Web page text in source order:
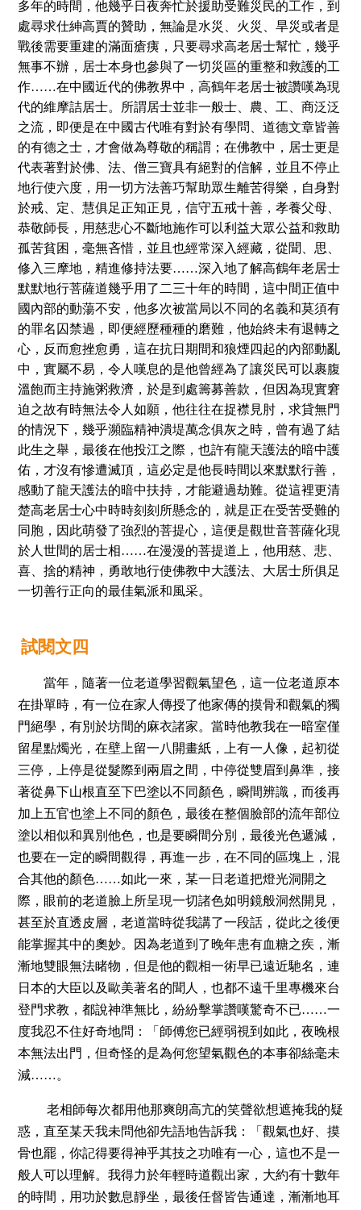
多年的時間，他幾乎日夜奔忙於援助受難災民的工作，到
處尋求仕紳高賈的贊助，無論是水災、火災、旱災或者是
戰後需要重建的滿面瘡痍，只要尋求高老居士幫忙，幾乎
無事不辦，居士本身也參與了一切災區的重整和救護的工
作……在中國近代的佛教界中，高鶴年老居士被讚嘆為現
代的維摩詰居士。所謂居士並非一般士、農、工、商泛泛
之流，即便是在中國古代唯有對於有學問、道德文章皆善
的有德之士，才會做為尊敬的稱謂；在佛教中，居士更是
代表著對於佛、法、僧三寶具有絕對的信解，並且不停止
地行使六度，用一切方法善巧幫助眾生離苦得樂，自身對
於戒、定、慧俱足正知正見，信守五戒十善，孝養父母、
恭敬師長，用慈悲心不斷地施作可以利益大眾公益和救助
孤苦貧困，毫無吝惜，並且也經常深入經藏，從聞、思、
修入三摩地，精進修持法要……深入地了解高鶴年老居士
默默地行菩薩道幾乎用了二三十年的時間，這中間正值中
國內部的動蕩不安，他多次被當局以不同的名義和莫須有
的罪名囚禁過，即便經歷種種的磨難，他始終未有退轉之
心，反而愈挫愈勇，這在抗日期間和狼煙四起的內部動亂
中，實屬不易，令人嘆息的是他曾經為了讓災民可以裹腹
溫飽而主持施粥救濟，於是到處籌募善款，但因為現實窘
迫之故有時無法令人如願，他往往在捉襟見肘，求貸無門
的情況下，幾乎瀕臨精神潰堤萬念俱灰之時，曾有過了結
此生之舉，最後在他投江之際，也許有龍天護法的暗中護
佑，才沒有慘遭滅頂，這必定是他長時間以來默默行善，
感動了龍天護法的暗中扶持，才能避過劫難。從這裡更清
楚高老居士心中時時刻刻所懸念的，就是正在受苦受難的
同胞，因此萌發了強烈的菩提心，這便是觀世音菩薩化現
於人世間的居士相……在漫漫的菩提道上，他用慈、悲、
喜、捨的精神，勇敢地行使佛教中大護法、大居士所俱足
一切善行正向的最佳氣派和風采。
試閱文四
當年，隨著一位老道學習觀氣望色，這一位老道原本
在掛單時，有一位在家人傳授了他家傳的摸骨和觀氣的獨
門絕學，有別於坊間的麻衣諸家。當時他教我在一暗室僅
留星點燭光，在壁上留一八開畫紙，上有一人像，起初從
三停，上停是從髮際到兩眉之間，中停從雙眉到鼻準，接
著從鼻下山根直至下巴塗以不同顏色，瞬間辨識，而後再
加上五官也塗上不同的顏色，最後在整個臉部的流年部位
塗以相似和異別他色，也是要瞬間分別，最後光色遞減，
也要在一定的瞬間觀得，再進一步，在不同的區塊上，混
合其他的顏色……如此一來，某一日老道把燈光洞開之
際，眼前的老道臉上所呈現一切諸色如明鏡般洞然開見，
甚至於直透皮層，老道當時從我講了一段話，從此之後便
能掌握其中的奧妙。因為老道到了晚年患有血糖之疾，漸
漸地雙眼無法睹物，但是他的觀相一術早已遠近馳名，連
日本的大臣以及歐美著名的聞人，也都不遠千里專機來台
登門求教，都說神準無比，紛紛擊掌讚嘆驚奇不已……一
度我忍不住好奇地問：「師傅您已經弱視到如此，夜晚根
本無法出門，但奇怪的是為何您望氣觀色的本事卻絲毫未
減……。
老相師每次都用他那爽朗高亢的笑聲欲想遮掩我的疑
惑，直至某天我未問他卻先語地告訴我：「觀氣也好、摸
骨也罷，你記得要得神乎其技之功唯有一心，這也不是一
般人可以理解。我得力於年輕時道觀出家，大約有十數年
的時間，用功於數息靜坐，最後任督皆告通達，漸漸地耳